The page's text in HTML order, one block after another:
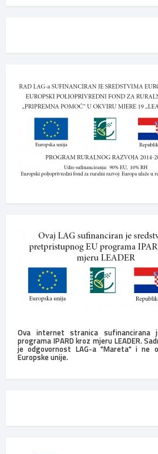
Ova internet stranica sufinancirana
programa IPARD kroz mjeru LEADER.
je odgovornost LAG-a "Mareta" i ne
Europske unije.